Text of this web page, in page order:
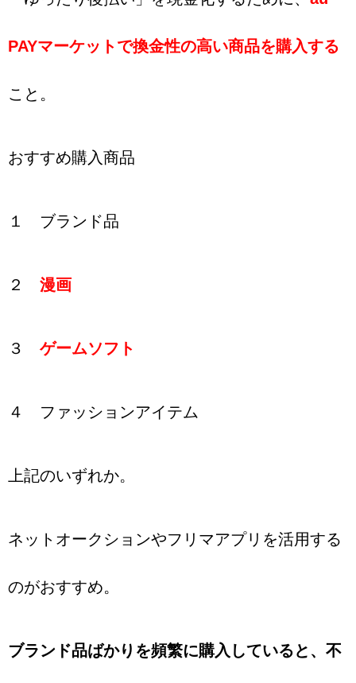
PAYマーケットで換金性の高い商品を購入する
こと。
おすすめ購入商品
１ ブランド品
２ 漫画
３ ゲームソフト
４ ファッションアイテム
上記のいずれか。
ネットオークションやフリマアプリを活用する
のがおすすめ。
ブランド品ばかりを頻繁に購入していると、不